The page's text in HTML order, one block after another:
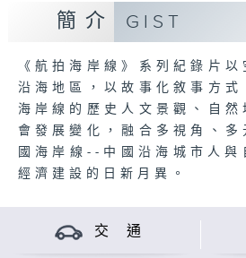
簡介 GIST
《航拍海岸線》系列紀錄片
沿海地區，以故事化敘事方式
海岸線的歷史人文景觀、自然
會發展變化，融合多視角、多
國海岸線--中國沿海城市人與
經濟建設的日新月異。
交 通